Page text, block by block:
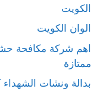
الكويت
الوان الكويت
اهم شركة مكافحة
ممتازة
بدالة ونشات